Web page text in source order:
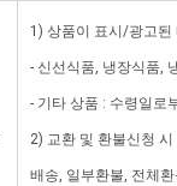
1) 상품이 표시/광고된
- 신선식품, 냉장식품,
- 기타 상품 : 수령일로
2) 교환 및 환불신청
배송, 일부환불, 전체